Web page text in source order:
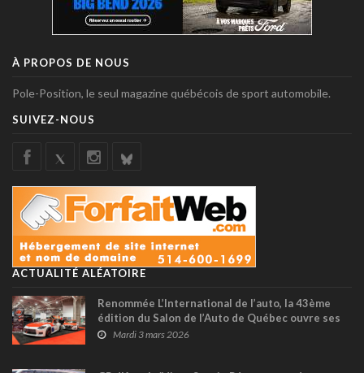
À PROPOS DE NOUS
Pole-Position, le seul magazine québécois de sport automobile.
SUIVEZ-NOUS
ACTUALITÉ ALÉATOIRE
Renommée L’International de l’auto, la 43ème
édition du Salon de l’Auto de Québec ouvre ses
portes ce mardi
Mardi 3 mars 2026